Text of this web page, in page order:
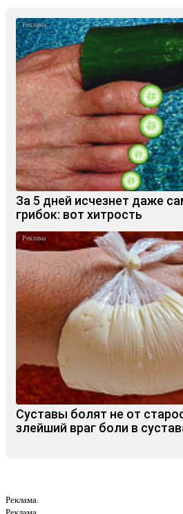
За 5 дней исчезнет даже
грибок: вот хитрость
Суставы болят не от
злейший враг боли в
Реклама.